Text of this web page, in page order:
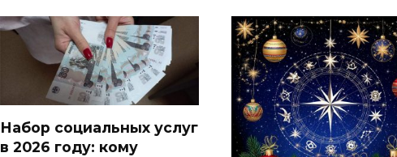
Набор социальных услуг
в 2026 году: кому